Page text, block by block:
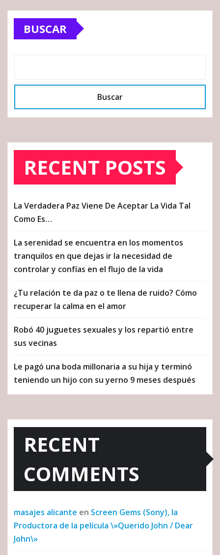
BUSCAR
Buscar
RECENT POSTS
La Verdadera Paz Viene De Aceptar La Vida Tal
Como Es…
La serenidad se encuentra en los momentos
tranquilos en que dejas ir la necesidad de
controlar y confías en el flujo de la vida
¿Tu relación te da paz o te llena de ruido? Cómo
recuperar la calma en el amor
Robó 40 juguetes sexuales y los repartió entre
sus vecinas
Le pagó una boda millonaria a su hija y terminó
teniendo un hijo con su yerno 9 meses después
RECENT
COMMENTS
masajes alicante en Screen Gems (Sony), la
Productora de la película \»Querido John / Dear
John\»